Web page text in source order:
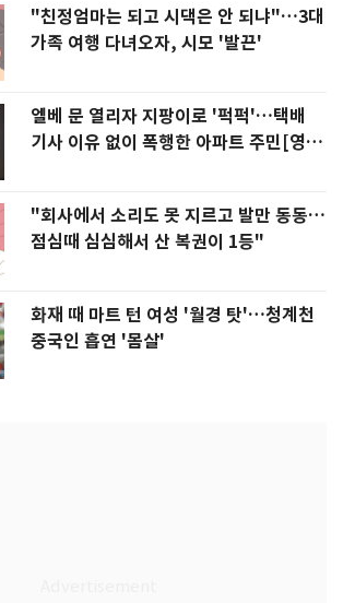
"친정엄마는 되고 시댁은 안 되냐"…3대
가족 여행 다녀오자, 시모 '발끈'
엘베 문 열리자 지팡이로 '퍽퍽'…택배
기사 이유 없이 폭행한 아파트 주민[영
"회사에서 소리도 못 지르고 발만 동동…
점심때 심심해서 산 복권이 1등"
화재 때 마트 턴 여성 '월경 탓'…청계천
중국인 흡연 '몸살'